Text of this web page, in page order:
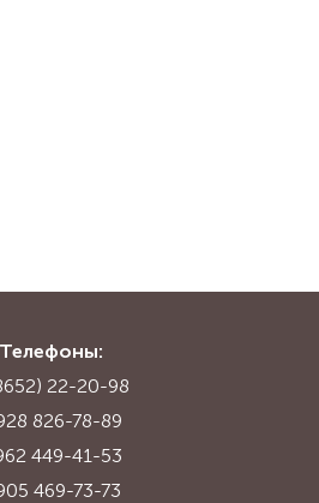
Телефоны:
22-20-98
826-78-89
449-41-53
469-73-73